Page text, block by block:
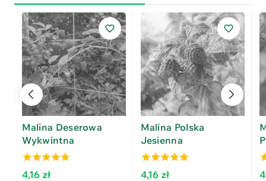
Malina Deserowa
Wykwintna
4.67
4,16 zł
Malina Polska
Jesienna
4.50
4,16 zł